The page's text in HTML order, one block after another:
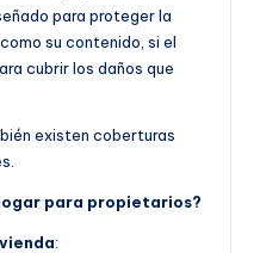
para proteger la
su contenido, si el
cubrir los daños que
existen coberturas
para propietarios?
: